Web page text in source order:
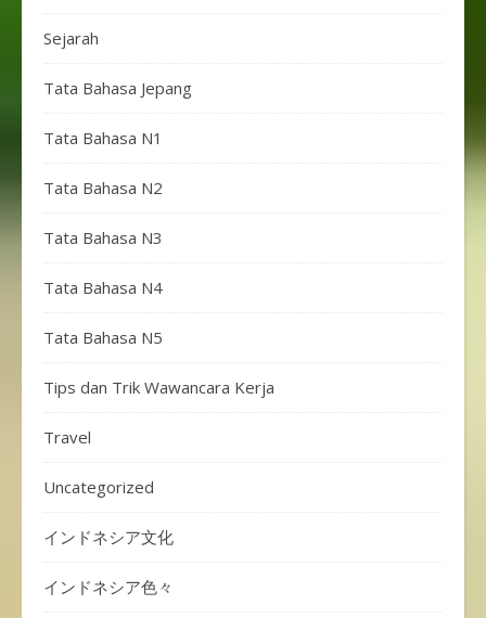
Sejarah
Tata Bahasa Jepang
Tata Bahasa N1
Tata Bahasa N2
Tata Bahasa N3
Tata Bahasa N4
Tata Bahasa N5
Tips dan Trik Wawancara Kerja
Travel
Uncategorized
インドネシア文化
インドネシア色々